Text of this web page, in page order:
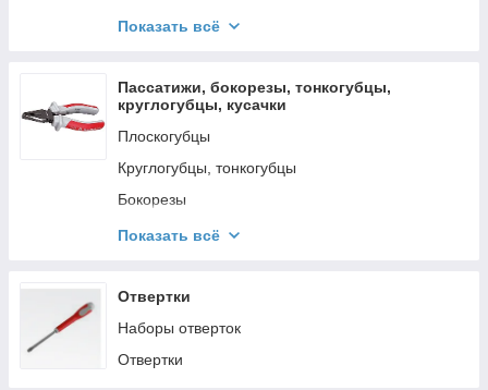
Стамески
Гвоздодеры
Лом
Монтировки
Надфили,Напильники
Показать всё
Пассатижи, бокорезы, тонкогубцы,
круглогубцы, кусачки
Плоскогубцы
Круглогубцы, тонкогубцы
Бокорезы
Кусачки
Наборы,мультиинструмент,дыроколы
Показать всё
Отвертки
Наборы отверток
Отвертки